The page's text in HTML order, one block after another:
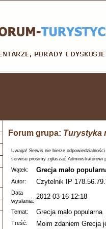
Forum grupa: Turystyka
Uwaga! Serwis nie bierze
serwisu prosimy zgłaszać Administratorowi
Wątek: Grecja mało
Autor: Czytelnik IP
Data
wysłania:
2012-03-16 12:18
Temat: Grecja mało popularna
Treść:
Moim zdaniem Grecja